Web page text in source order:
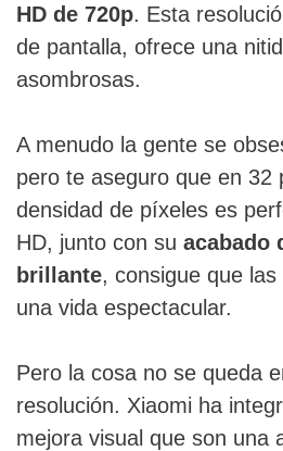
HD de 720p. Esta
de pantalla, ofrece una
asombrosas.
A menudo la gente se
pero te aseguro que en 32
densidad de píxeles es
HD, junto con su acabado
brillante, consigue que
una vida espectacular.
Pero la cosa no se queda
resolución. Xiaomi ha
mejora visual que son una